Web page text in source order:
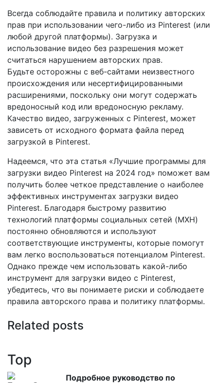
Всегда соблюдайте правила и политику авторских
прав при использовании чего-либо из Pinterest (или
любой другой платформы). Загрузка и
использование видео без разрешения может
считаться нарушением авторских прав.
Будьте осторожны с веб-сайтами неизвестного
происхождения или несертифицированными
расширениями, поскольку они могут содержать
вредоносный код или вредоносную рекламу.
Качество видео, загруженных с Pinterest, может
зависеть от исходного формата файла перед
загрузкой в ​​Pinterest.
Надеемся, что эта статья «Лучшие программы для
загрузки видео Pinterest на 2024 год» поможет вам
получить более четкое представление о наиболее
эффективных инструментах загрузки видео
Pinterest. Благодаря быстрому развитию
технологий платформы социальных сетей (MXH)
постоянно обновляются и используют
соответствующие инструменты, которые помогут
вам легко воспользоваться потенциалом Pinterest.
Однако прежде чем использовать какой-либо
инструмент для загрузки видео с Pinterest,
убедитесь, что вы понимаете риски и соблюдаете
правила авторского права и политику платформы.
Related posts
Top
Подробное руководство по